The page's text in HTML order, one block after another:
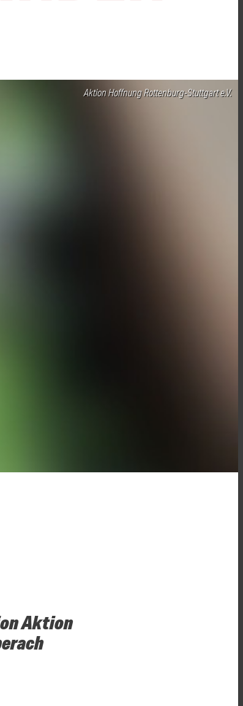
Aktion Hoffnung Rottenburg-Stuttgart e.V.
Aktion